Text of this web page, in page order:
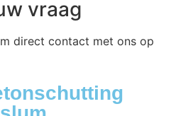
vraag
direct contact met ons op